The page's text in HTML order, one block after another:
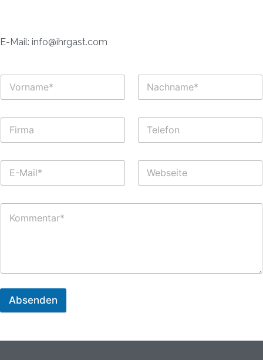
E-Mail: info@ihrgast.com
Absenden